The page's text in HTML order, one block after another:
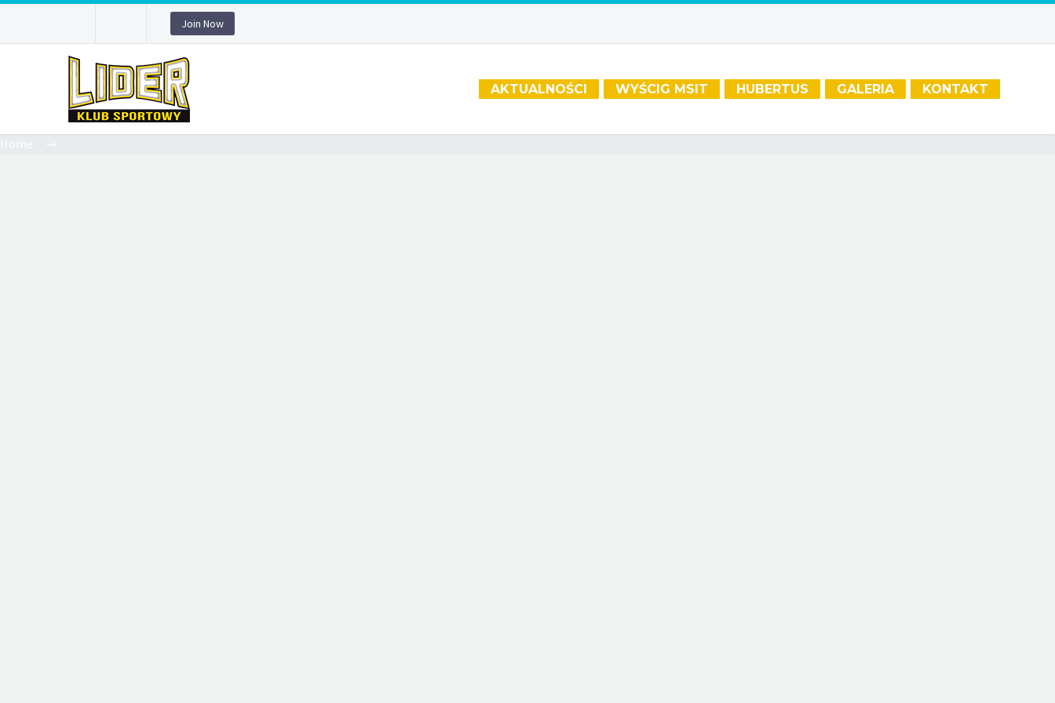
Join Now
AKTUALNOŚCI WYŚCIG MSIT HUBERTUS GALERIA KONTAKT